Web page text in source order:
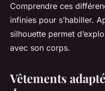
Comprendre ces
infinies pour s’habiller.
silhouette permet
avec son corps.
Vêtements